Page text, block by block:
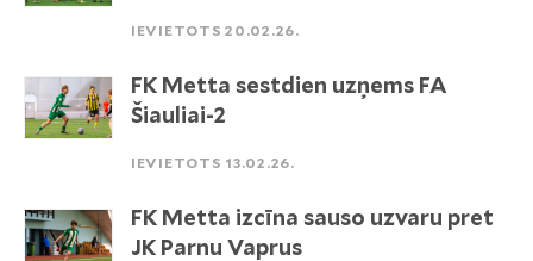
IEVIETOTS 20.02.26.
FK Metta sestdien uzņems FA
Šiauliai-2
IEVIETOTS 13.02.26.
FK Metta izcīna sauso uzvaru pret
JK Parnu Vaprus